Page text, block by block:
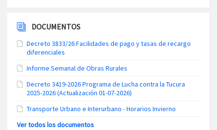
DOCUMENTOS
Decreto 3833/26 Facilidades de pago y tasas de recargo
diferenciales
Informe Semanal de Obras Rurales
Decreto 3419-2026 Programa de Lucha contra la Tucura
2025-2026 (Actualización 01-07-2026)
Transporte Urbano e Interurbano - Horarios Invierno
Ver todos los documentos